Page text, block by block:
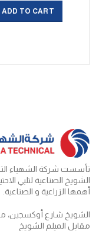
ADD TO CART
الشويخ الصناعية لتلبي
أهمها الزراعية و الصناعية.
الشويخ شارع أوكسجين،
مقابل الميلم الشويخ